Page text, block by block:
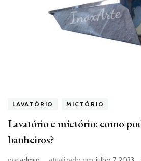
LAVATÓRIO MICTÓRIO
Lavatório e mictório: como
banheiros?